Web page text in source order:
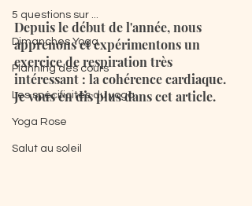
5 questions sur ...
Dimanches Yoga
Planning des cours
Les spécificités du yoga
Yoga Rose
Salut au soleil
Depuis le début de l'année, nous
apprenons et expérimentons un
exercice de respiration très
intéressant : la cohérence cardiaque.
Je vous en dis plus dans cet article.